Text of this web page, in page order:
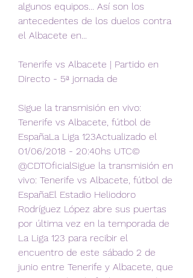
algunos equipos... Así son los
antecedentes de los duelos contra
el Albacete en...
Tenerife vs Albacete | Partido en
Directo - 5ª jornada de
Sigue la transmisión en vivo:
Tenerife vs Albacete, fútbol de
EspañaLa Liga 123Actualizado el
01/06/2018 - 20:40hs UTC©
@CDTOficialSigue la transmisión en
vivo: Tenerife vs Albacete, fútbol de
EspañaEl Estadio Heliodoro
Rodríguez López abre sus puertas
por última vez en la temporada de
La Liga 123 para recibir el
encuentro de este sábado 2 de
junio entre Tenerife y Albacete, que